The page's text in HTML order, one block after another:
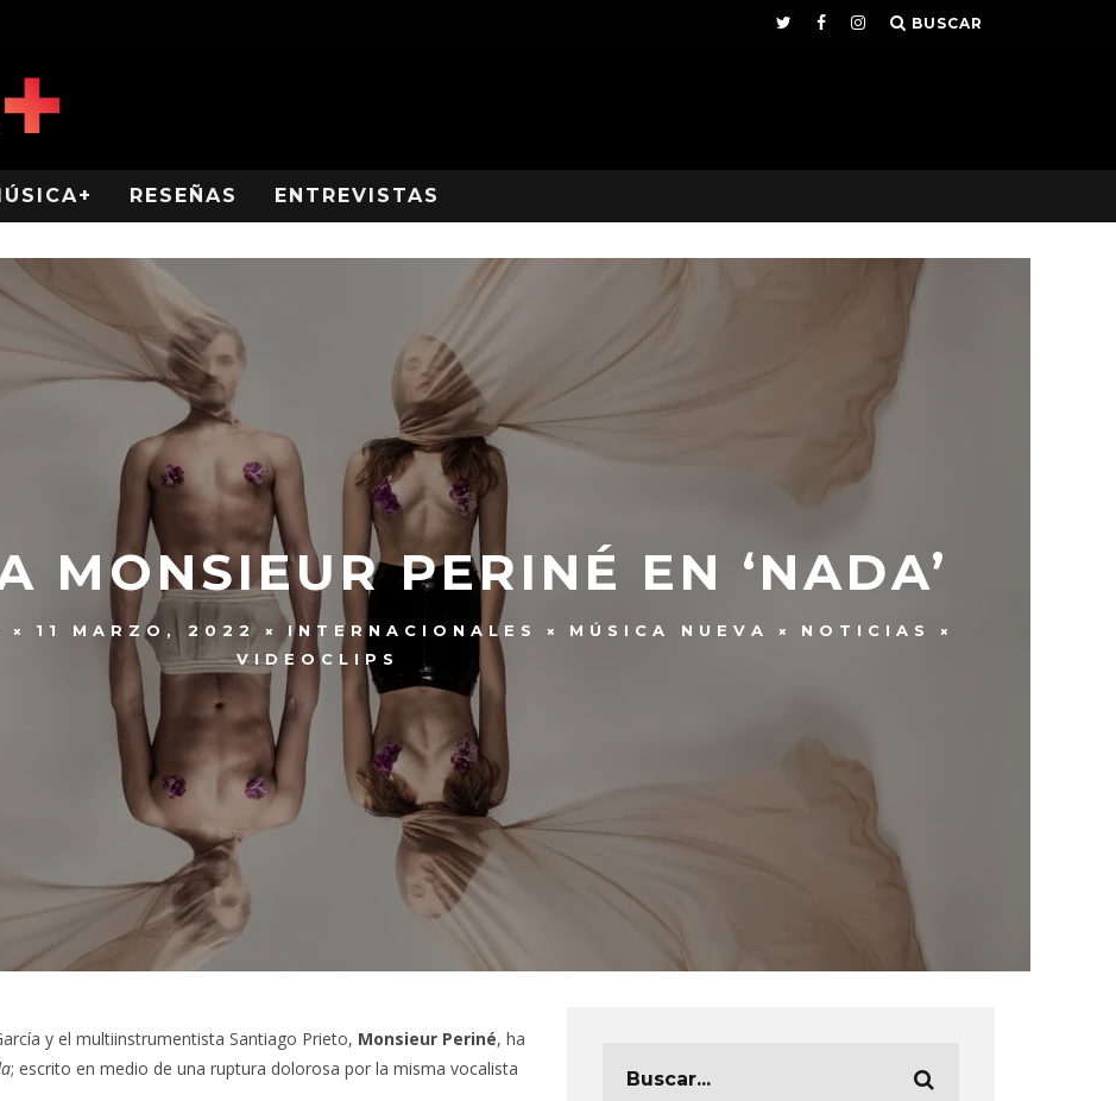
BUSCAR
RESEÑAS ENTREVISTAS
MONSIEUR PERINÉ EN ‘NADA’
11 MARZO, 2022 INTERNACIONALES MÚSICA NUEVA
NOTICIAS
VIDEOCLIPS
y el multiinstrumentista Santiago Prieto, Monsieur Periné, ha
; escrito en medio de una ruptura dolorosa por la misma vocalista